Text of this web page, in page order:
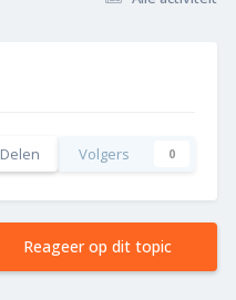
Delen Volgers 0
Reageer op dit topic